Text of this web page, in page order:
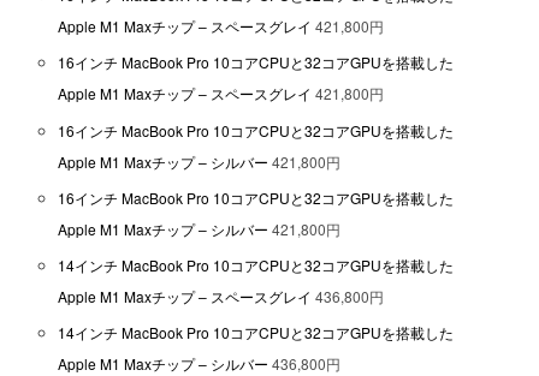
Apple M1 Maxチップ – スペースグレイ 421,800円
16インチ MacBook Pro 10コアCPUと32コアGPUを搭載した
Apple M1 Maxチップ – スペースグレイ 421,800円
16インチ MacBook Pro 10コアCPUと32コアGPUを搭載した
Apple M1 Maxチップ – シルバー 421,800円
16インチ MacBook Pro 10コアCPUと32コアGPUを搭載した
Apple M1 Maxチップ – シルバー 421,800円
14インチ MacBook Pro 10コアCPUと32コアGPUを搭載した
Apple M1 Maxチップ – スペースグレイ 436,800円
14インチ MacBook Pro 10コアCPUと32コアGPUを搭載した
Apple M1 Maxチップ – シルバー 436,800円